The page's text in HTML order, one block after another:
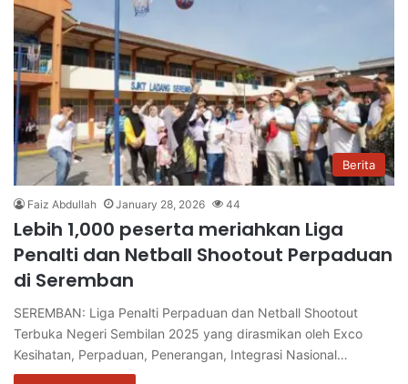
Berita
Faiz Abdullah January 28, 2026 44
Lebih 1,000 peserta meriahkan Liga
Penalti dan Netball Shootout Perpaduan
di Seremban
SEREMBAN: Liga Penalti Perpaduan dan Netball Shootout
Terbuka Negeri Sembilan 2025 yang dirasmikan oleh Exco
Kesihatan, Perpaduan, Penerangan, Integrasi Nasional…